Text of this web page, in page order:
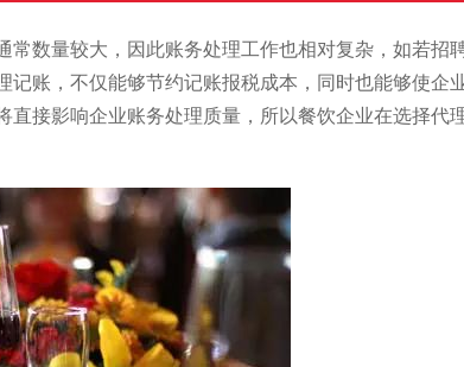
数量较大，因此账务处理工作也相对复杂，如若招
账，不仅能够节约记账报税成本，同时也能够使企
接影响企业账务处理质量，所以餐饮企业在选择代